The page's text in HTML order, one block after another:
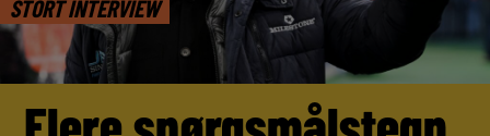
STORT INTERVIEW